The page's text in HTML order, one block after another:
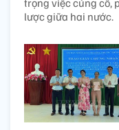
trọng việc củng cố,
lược giữa hai nước.